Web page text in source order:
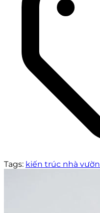
Tags: kiến trúc nhà vườn